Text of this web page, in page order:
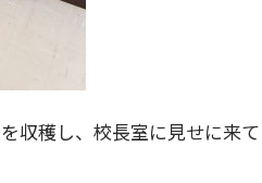
収穫し、校長室に見せに来